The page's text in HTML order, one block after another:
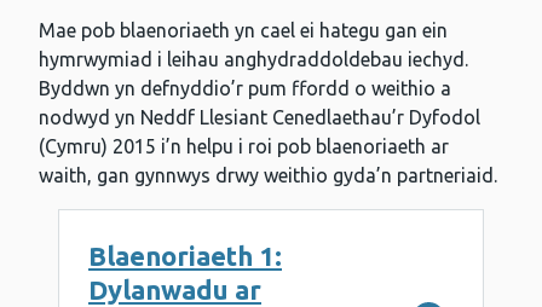
Mae pob blaenoriaeth yn cael ei hategu gan ein
hymrwymiad i leihau anghydraddoldebau iechyd.
Byddwn yn defnyddio’r pum ffordd o weithio a
nodwyd yn Neddf Llesiant Cenedlaethau’r Dyfodol
(Cymru) 2015 i’n helpu i roi pob blaenoriaeth ar
waith, gan gynnwys drwy weithio gyda’n partneriaid.
Blaenoriaeth 1:
Dylanwadu ar